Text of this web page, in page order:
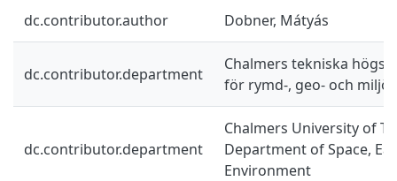
dc.contributor.author Dobner, Mátyás
dc.contributor.department
Chalmers tekniska
för rymd-, geo- och
dc.contributor.department
Chalmers University of
Department of Space,
Environment